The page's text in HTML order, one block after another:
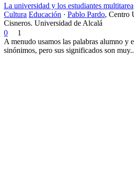
La universidad y los estudiantes multitarea
Cultura Educación · Pablo Pardo, Centro
Cisneros. Universidad de Alcalá
0
1
A menudo usamos las palabras alumno y
sinónimos, pero sus significados son